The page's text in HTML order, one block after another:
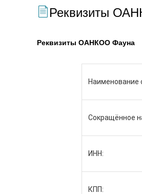
Реквизиты
Реквизиты ОАНКОО Фауна
Наименование
Сокращённое
ИНН:
КПП: